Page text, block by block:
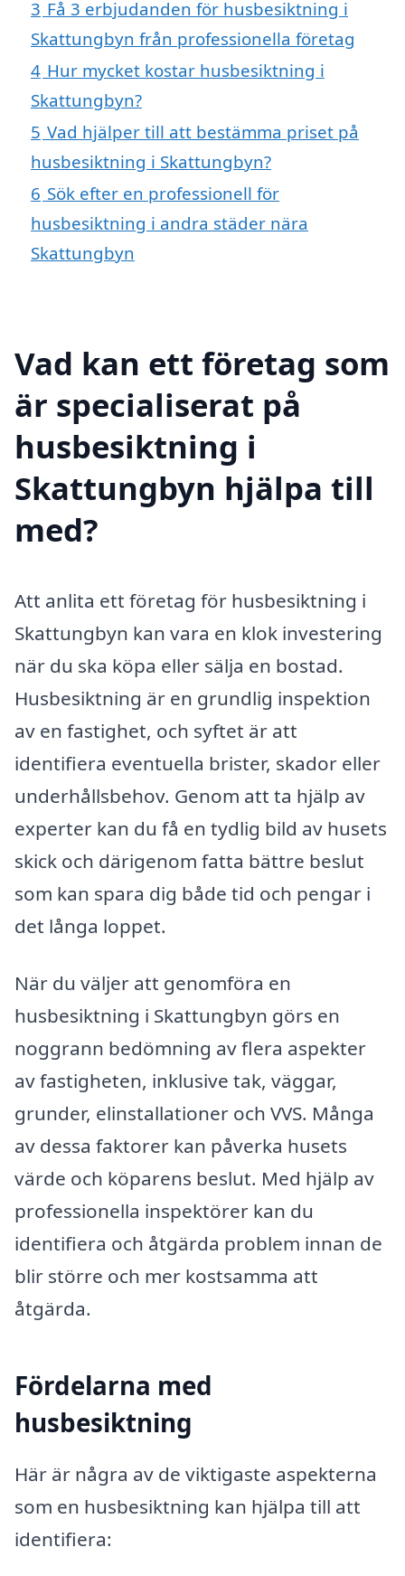
3 Få 3 erbjudanden för husbesiktning i
Skattungbyn från professionella företag
4 Hur mycket kostar husbesiktning i
Skattungbyn?
5 Vad hjälper till att bestämma priset på
husbesiktning i Skattungbyn?
6 Sök efter en professionell för
husbesiktning i andra städer nära
Skattungbyn
Vad kan ett företag som
är specialiserat på
husbesiktning i
Skattungbyn hjälpa till
med?
Att anlita ett företag för husbesiktning i
Skattungbyn kan vara en klok investering
när du ska köpa eller sälja en bostad.
Husbesiktning är en grundlig inspektion
av en fastighet, och syftet är att
identifiera eventuella brister, skador eller
underhållsbehov. Genom att ta hjälp av
experter kan du få en tydlig bild av husets
skick och därigenom fatta bättre beslut
som kan spara dig både tid och pengar i
det långa loppet.
När du väljer att genomföra en
husbesiktning i Skattungbyn görs en
noggrann bedömning av flera aspekter
av fastigheten, inklusive tak, väggar,
grunder, elinstallationer och VVS. Många
av dessa faktorer kan påverka husets
värde och köparens beslut. Med hjälp av
professionella inspektörer kan du
identifiera och åtgärda problem innan de
blir större och mer kostsamma att
åtgärda.
Fördelarna med
husbesiktning
Här är några av de viktigaste aspekterna
som en husbesiktning kan hjälpa till att
identifiera: